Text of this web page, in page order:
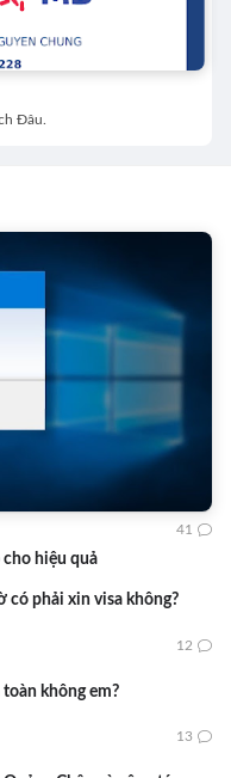
Đâu.
hiệu quả
41
phải xin visa không?
12
không em?
13